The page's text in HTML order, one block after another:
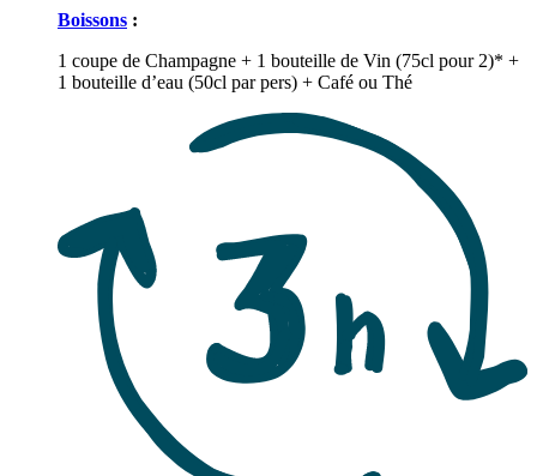
Boissons :
1 coupe de Champagne + 1 bouteille de Vin (75cl pour 2)* +
1 bouteille d’eau (50cl par pers) + Café ou Thé